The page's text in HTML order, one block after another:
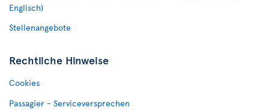
Englisch)
Stellenangebote
Rechtliche Hinweise
Cookies
Passagier - Serviceversprechen